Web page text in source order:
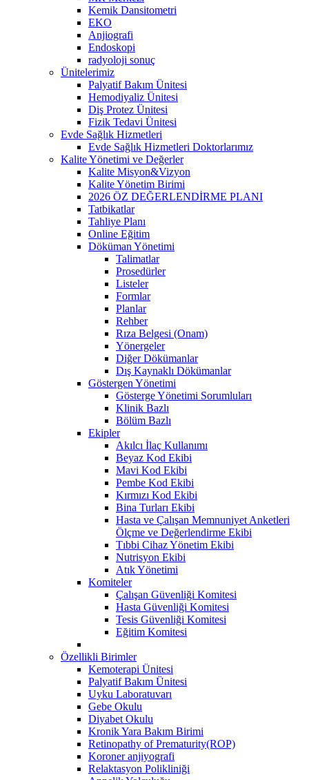
Kemik Dansitometri
EKO
Anjiografi
Endoskopi
radyoloji sonuç
Ünitelerimiz
Palyatif Bakım Ünitesi
Hemodiyaliz Ünitesi
Diş Protez Ünitesi
Fizik Tedavi Ünitesi
Evde Sağlık Hizmetleri
Evde Sağlık Hizmetleri Doktorlarımız
Kalite Yönetimi ve Değerler
Kalite Misyon&Vizyon
Kalite Yönetim Birimi
2026 ÖZ DEĞERLENDİRME PLANI
Tatbikatlar
Tahliye Planı
Online Eğitim
Döküman Yönetimi
Talimatlar
Prosedürler
Listeler
Formlar
Planlar
Rehber
Rıza Belgesi (Onam)
Yönergeler
Diğer Dökümanlar
Dış Kaynaklı Dökümanlar
Göstergen Yönetimi
Gösterge Yönetimi Sorumluları
Klinik Bazlı
Bölüm Bazlı
Ekipler
Akılcı İlaç Kullanımı
Beyaz Kod Ekibi
Mavi Kod Ekibi
Pembe Kod Ekibi
Kırmızı Kod Ekibi
Bina Turları Ekibi
Hasta ve Çalışan Memnuniyet Anketleri
Ölçme ve Değerlendirme Ekibi
Tıbbi Cihaz Yönetim Ekibi
Nutrisyon Ekibi
Atık Yönetimi
Komiteler
Çalışan Güvenliği Komitesi
Hasta Güvenliği Komitesi
Tesis Güvenliği Komitesi
Eğitim Komitesi
Özellikli Birimler
Kemoterapi Ünitesi
Palyatif Bakım Ünitesi
Uyku Laboratuvarı
Gebe Okulu
Diyabet Okulu
Kronik Yara Bakım Birimi
Retinopathy of Prematurity(ROP)
Koroner anjiyografi
Relaktasyon Polikliniği